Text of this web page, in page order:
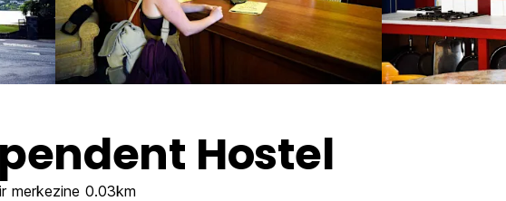
Hostel
merkezine 0.03km